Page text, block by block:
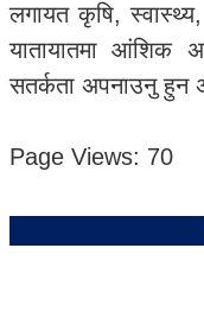
लगायत कृषि,
यातायातमा आंशिक
सतर्कता अपनाउनु हुन
Page Views: 70